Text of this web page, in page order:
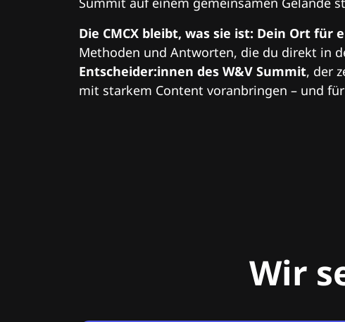
Die CMCX bleibt, was sie ist: Dein Ort für
Methoden und Antworten, die du direkt in
Entscheider:innen des W&V Summit, der
mit starkem Content voranbringen – und
Wir